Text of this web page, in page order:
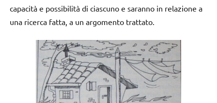
capacità e possibilità di ciascuno e saranno in relazione a
una ricerca fatta, a un argomento trattato.